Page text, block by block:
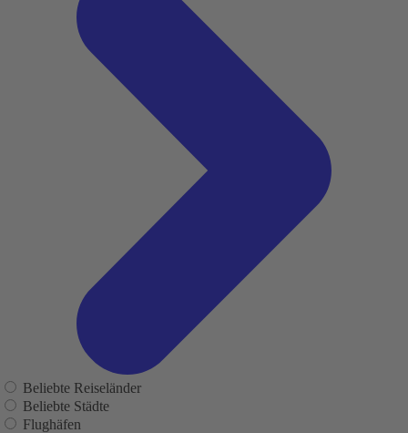
Beliebte Reiseländer
Beliebte Städte
Flughäfen